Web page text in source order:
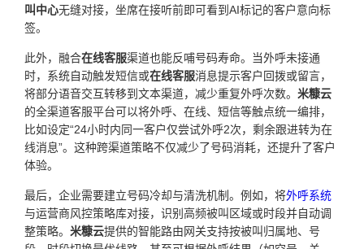
叫中心无缝对接，坐席在接听前即可看到AI标记的客户意向标
签。
此外，融合在线客服渠道也能反哺号码寿命。当外呼未接通
时，系统自动触发短信或在线客服消息提示客户回拨或留言，
将部分语音交互转移到文本渠道，减少重复外呼次数。 米糠云
的全渠道客服平台可以将外呼、在线、短信等触点统一编排，
比如设定“24小时内同一客户仅尝试外呼2次，剩余跟进转为在
线消息”。这种跨渠道策略不仅减少了号码消耗，还提升了客户
体验。
最后，企业需要建立号码冷却与清洗机制。例如，将外呼系统
与运营商风控策略库对接，识别高频被叫区域或时段并自动调
整策略。 米糠云提供的智能路由网关支持按被叫归属地、号